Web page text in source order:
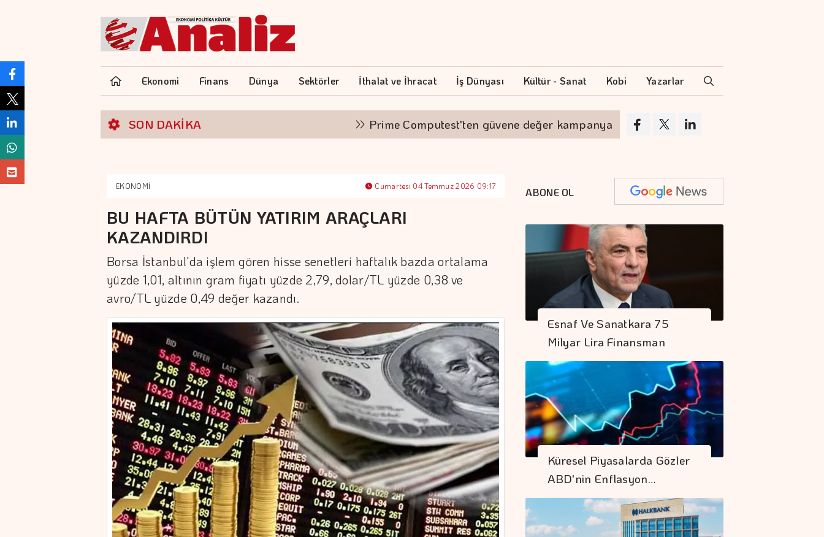
Ekonomi Finans Dünya Sektörler İthalat ve İhracat İş Dünyası Kültür - Sanat Kobi Yazarlar
SON DAKİKA Prime Computest'ten güvene değer kampanya Akyurt'tan saha değişikliği
EKONOMİ Cumartesi 04 Temmuz 2026 09:17
BU HAFTA BÜTÜN YATIRIM ARAÇLARI
KAZANDIRDI
Borsa İstanbul'da işlem gören hisse senetleri haftalık bazda ortalama
yüzde 1,01, altının gram fiyatı yüzde 2,79, dolar/TL yüzde 0,38 ve
avro/TL yüzde 0,49 değer kazandı.
ABONE OL
Esnaf Ve Sanatkara 75
Milyar Lira Finansman
Küresel Piyasalarda Gözler
ABD'nin Enflasyon…